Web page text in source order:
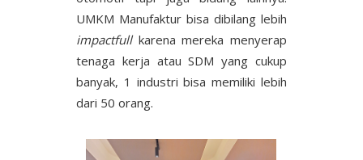
UMKM Manufaktur bisa dibilang lebih
impactfullkarena mereka menyerap
tenaga kerja atau SDM yang cukup
banyak, 1 industri bisa memiliki lebih
dari 50 orang.